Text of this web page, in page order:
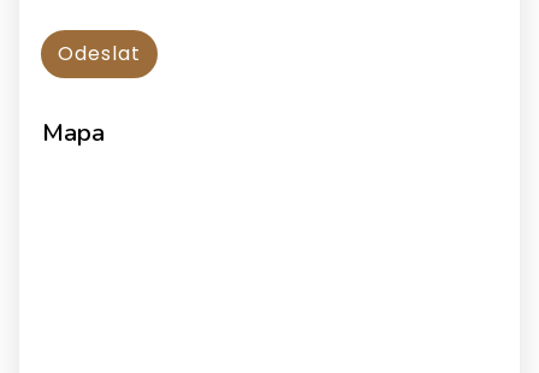
Mapa